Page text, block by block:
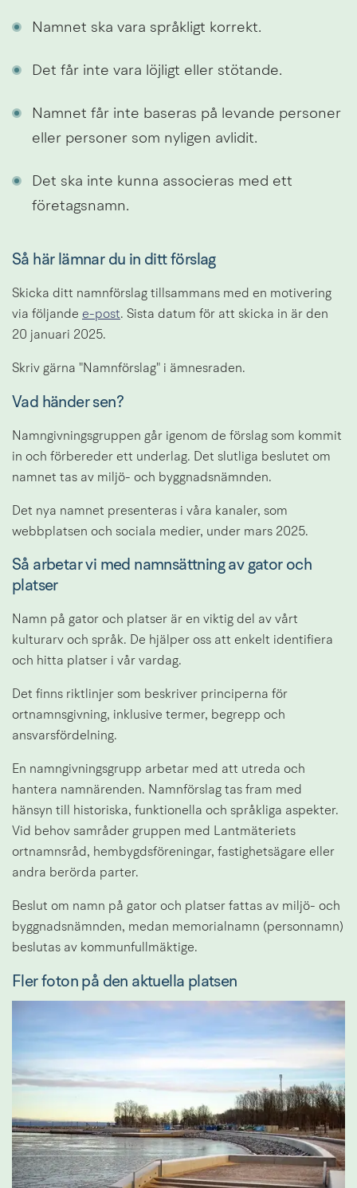
Namnet ska vara språkligt korrekt.
Det får inte vara löjligt eller stötande.
Namnet får inte baseras på levande personer
eller personer som nyligen avlidit.
Det ska inte kunna associeras med ett
företagsnamn.
Så här lämnar du in ditt förslag
Skicka ditt namnförslag tillsammans med en motivering
via följande e-post. Sista datum för att skicka in är den
20 januari 2025.
Skriv gärna "Namnförslag" i ämnesraden.
Vad händer sen?
Namngivningsgruppen går igenom de förslag som kommit
in och förbereder ett underlag. Det slutliga beslutet om
namnet tas av miljö- och byggnadsnämnden.
Det nya namnet presenteras i våra kanaler, som
webbplatsen och sociala medier, under mars 2025.
Så arbetar vi med namnsättning av gator och
platser
Namn på gator och platser är en viktig del av vårt
kulturarv och språk. De hjälper oss att enkelt identifiera
och hitta platser i vår vardag.
Det finns riktlinjer som beskriver principerna för
ortnamnsgivning, inklusive termer, begrepp och
ansvarsfördelning.
En namngivningsgrupp arbetar med att utreda och
hantera namnärenden. Namnförslag tas fram med
hänsyn till historiska, funktionella och språkliga aspekter.
Vid behov samråder gruppen med Lantmäteriets
ortnamnsråd, hembygdsföreningar, fastighetsägare eller
andra berörda parter.
Beslut om namn på gator och platser fattas av miljö- och
byggnadsnämnden, medan memorialnamn (personnamn)
beslutas av kommunfullmäktige.
Fler foton på den aktuella platsen